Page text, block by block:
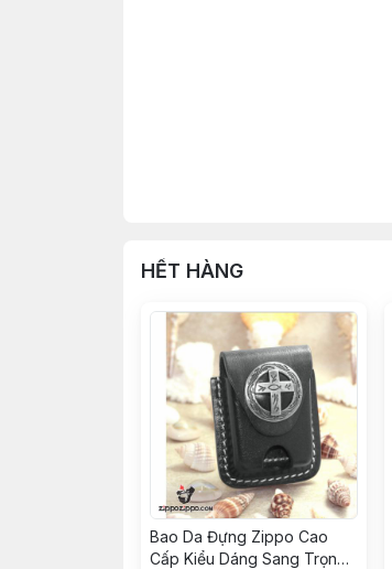
HẾT HÀNG
Bao Da Đựng Zippo Cao
Cấp Kiểu Dáng Sang Trọng